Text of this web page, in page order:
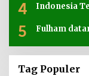
4 Indonesia
5 Fulham
Tag Populer